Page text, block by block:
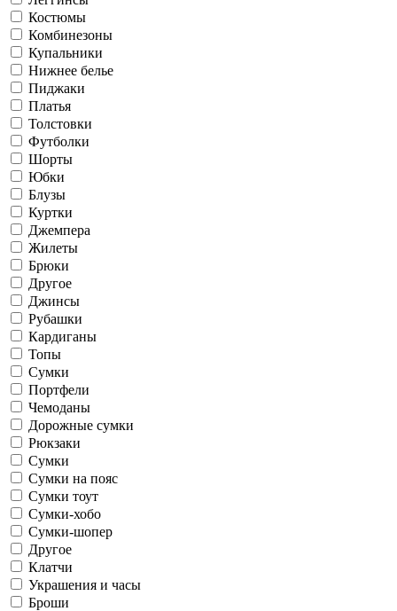
Костюмы
Комбинезоны
Купальники
Нижнее белье
Пиджаки
Платья
Толстовки
Футболки
Шорты
Юбки
Блузы
Куртки
Джемпера
Жилеты
Брюки
Другое
Джинсы
Рубашки
Кардиганы
Топы
Сумки
Портфели
Чемоданы
Дорожные сумки
Рюкзаки
Сумки
Сумки на пояс
Сумки тоут
Сумки-хобо
Сумки-шопер
Другое
Клатчи
Украшения и часы
Броши